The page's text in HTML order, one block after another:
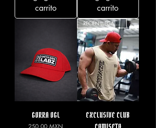
carrito
carrito
GORRA OGL
Precio
RECIÉN LLEGADO
EXCLUSIVE CLUB